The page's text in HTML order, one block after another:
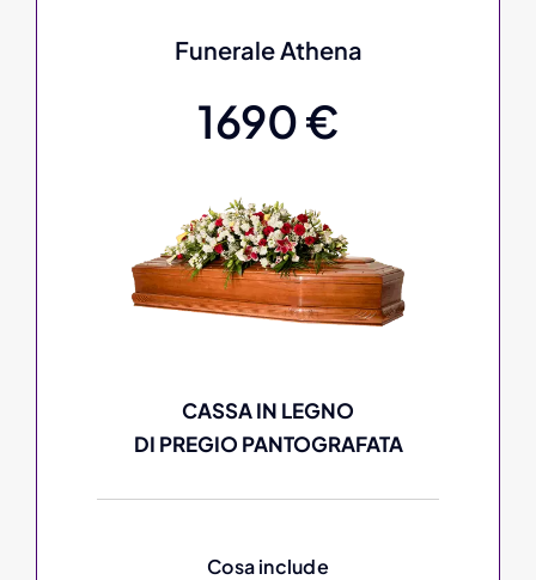
Funerale Athena
1690 €
CASSA IN LEGNO
DI PREGIO PANTOGRAFATA
Cosa include